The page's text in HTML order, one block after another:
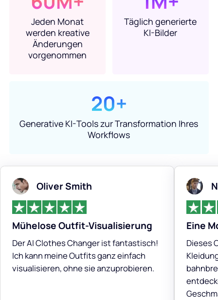
Jeden Monat
werden kreative
Änderungen
vorgenommen
Täglich generierte
KI-Bilder
20+
Generative KI-Tools zur Transformation Ihres
Workflows
Oliver Smith
Mühelose Outfit-Visualisierung
Der AI Clothes Changer ist fantastisch!
Ich kann meine Outfits ganz einfach
visualisieren, ohne sie anzuprobieren.
Eine
Dieses